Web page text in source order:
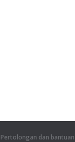
Pertolongan dan bantuan